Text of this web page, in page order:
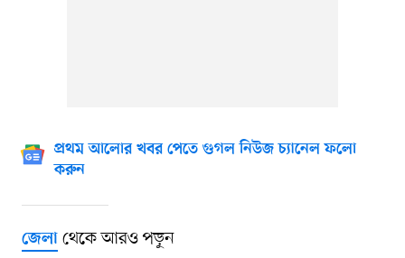
প্রথম আলোর খবর পেতে গুগল নিউজ চ্যানেল ফলো
করুন
জেলাথেকে আরও পড়ুন